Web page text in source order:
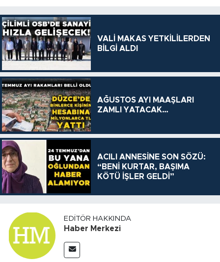
VALİ MAKAS YETKİLİLERDEN
BİLGİ ALDI
AĞUSTOS AYI MAAŞLARI
ZAMLI YATACAK…
ACILI ANNESİNE SON SÖZÜ:
“BENİ KURTAR, BAŞIMA
KÖTÜ İŞLER GELDİ”
EDITÖR HAKKINDA
Haber Merkezi